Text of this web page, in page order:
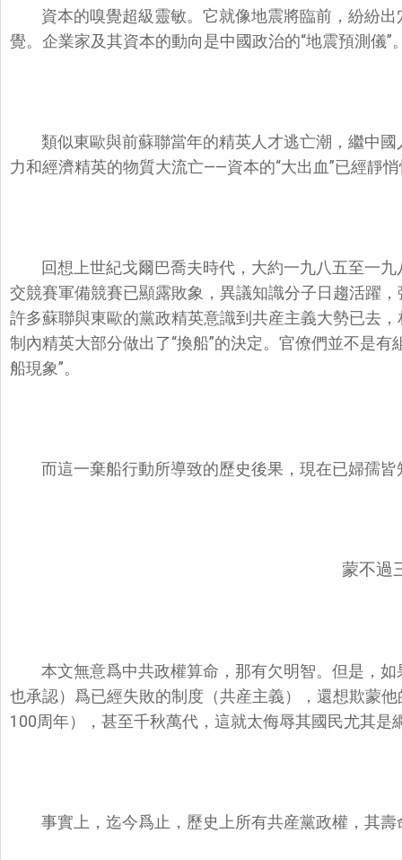
資本的嗅覺超級靈敏。它就像地震將臨前，紛紛
覺。企業家及其資本的動向是中國政治的“地震預測儀”
類似東歐與前蘇聯當年的精英人才逃亡潮，繼中
力和經濟精英的物質大流亡——資本的“大出血”已經靜
回想上世紀戈爾巴喬夫時代，大約一九八五至一
交競賽軍備競賽已顯露敗象，異議知識分子日趨活躍
許多蘇聯與東歐的黨政精英意識到共産主義大勢已去
制內精英大部分做出了“換船”的決定。官僚們並不是
船現象”。
而這一棄船行動所導致的歷史後果，現在已婦孺皆
蒙不過
本文無意爲中共政權算命，那有欠明智。但是，
也承認）爲已經失敗的制度（共産主義），還想欺蒙
100周年），甚至千秋萬代，這就太侮辱其國民尤其是
事實上，迄今爲止，歷史上所有共産黨政權，其